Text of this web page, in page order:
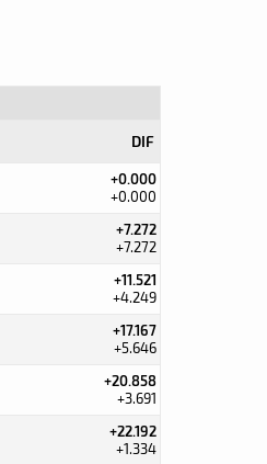
DIF
+0.000
+0.000
+7.272
+7.272
+11.521
+4.249
+17.167
+5.646
+20.858
+3.691
+22.192
+1.334